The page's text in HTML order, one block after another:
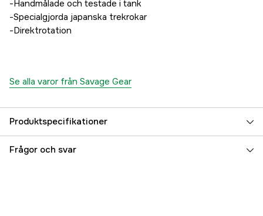
-Handmålade och testade i tank
-Specialgjorda japanska trekrokar
-Direktrotation
Se alla varor från Savage Gear
Produktspecifikationer
Fiskart Abborre, Övrig ädelfisk
Frågor och svar